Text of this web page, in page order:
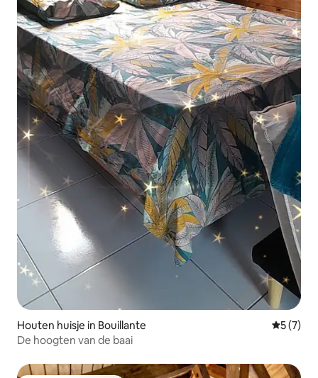
Houten huisje in Bouillante
5 (7)
De hoogten van de baai